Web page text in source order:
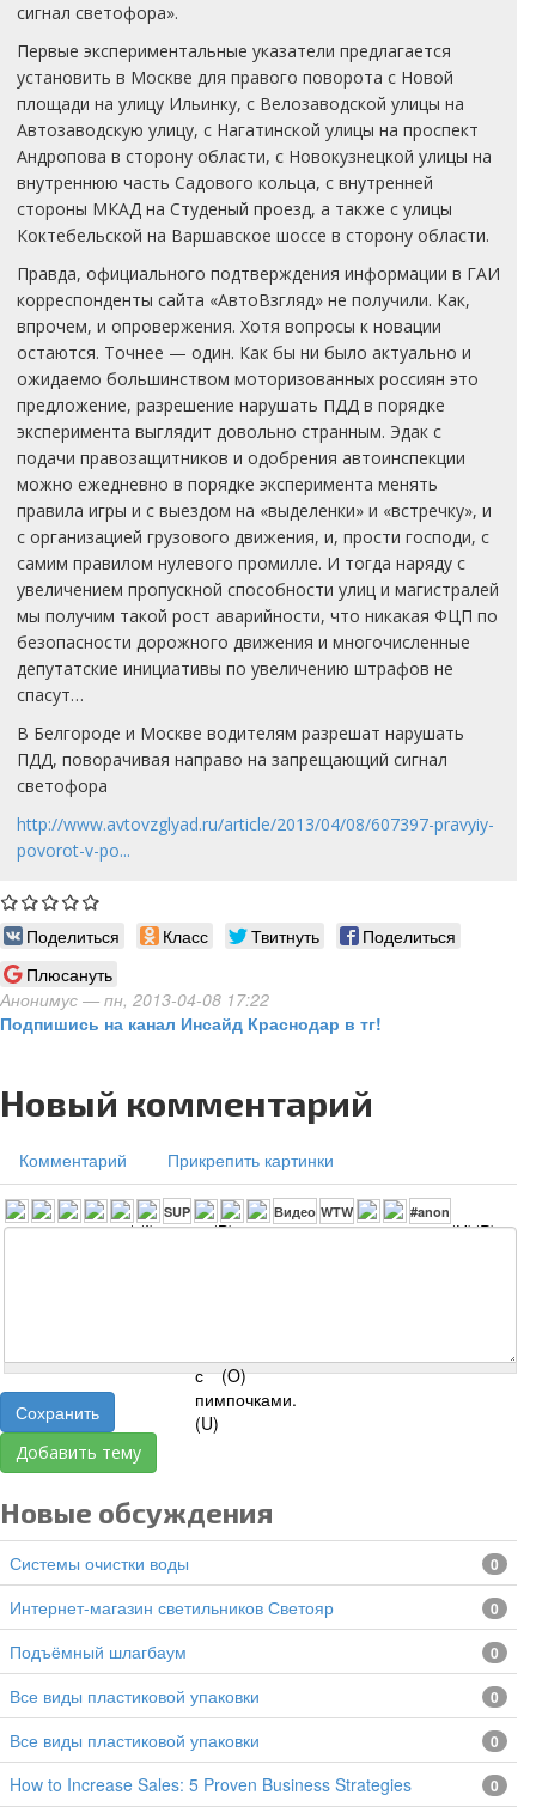
сигнал светофора».
Первые экспериментальные указатели предлагается
установить в Москве для правого поворота с Новой
площади на улицу Ильинку, с Велозаводской улицы на
Автозаводскую улицу, с Нагатинской улицы на проспект
Андропова в сторону области, с Новокузнецкой улицы на
внутреннюю часть Садового кольца, с внутренней
стороны МКАД на Студеный проезд, а также с улицы
Коктебельской на Варшавское шоссе в сторону области.
Правда, официального подтверждения информации в ГАИ
корреспонденты сайта «АвтоВзгляд» не получили. Как,
впрочем, и опровержения. Хотя вопросы к новации
остаются. Точнее — один. Как бы ни было актуально и
ожидаемо большинством моторизованных россиян это
предложение, разрешение нарушать ПДД в порядке
эксперимента выглядит довольно странным. Эдак с
подачи правозащитников и одобрения автоинспекции
можно ежедневно в порядке эксперимента менять
правила игры и с выездом на «выделенки» и «встречку», и
с организацией грузового движения, и, прости господи, с
самим правилом нулевого промилле. И тогда наряду с
увеличением пропускной способности улиц и магистралей
мы получим такой рост аварийности, что никакая ФЦП по
безопасности дорожного движения и многочисленные
депутатские инициативы по увеличению штрафов не
спасут…
В Белгороде и Москве водителям разрешат нарушать
ПДД, поворачивая направо на запрещающий сигнал
светофора
http://www.avtovzglyad.ru/article/2013/04/08/607397-pravyiy-
povorot-v-po...
Поделиться Класс Твитнуть
Поделиться
Плюсануть
Анонимус — пн, 2013-04-08 17:22
Подпишись на канал Инсайд Краснодар в тг!
Новый комментарий
Комментарий Прикрепить картинки
Сохранить
Добавить тему
Новые обсуждения
Системы очистки воды 0
Интернет-магазин светильников Светояр 0
подъёмный шлагбаум 0
все виды пластиковой упаковки 0
все виды пластиковой упаковки 0
How to Increase Sales: 5 Proven Business Strategies 0